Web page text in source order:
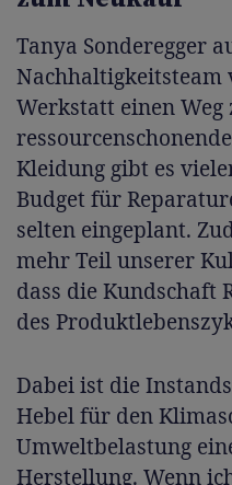
Tanya Sonderegger
Nachhaltigkeitsteam
Werkstatt einen Weg
Kleidung gibt es
Budget für
selten eingeplant.
mehr Teil unserer
dass die Kundschaft
des
Dabei ist die
Hebel für den
Umweltbelastung
Herstellung. Wenn